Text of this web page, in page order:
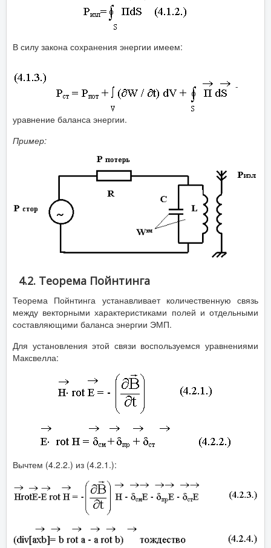
В силу закона сохранения энергии имеем:
-
уравнение баланса энергии.
Пример:
4.2. Теорема Пойнтинга
Теорема Пойнтинга устанавливает количественную связь
между векторными характеристиками полей и отдельными
составляющими баланса энергии ЭМП.
Для установления этой связи воспользуемся уравнениями
Максвелла:
Вычтем (4.2.2.) из (4.2.1.):